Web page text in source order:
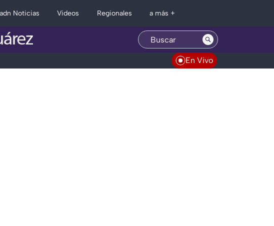
adn Noticias Videos Regionales a más +
En Vivo